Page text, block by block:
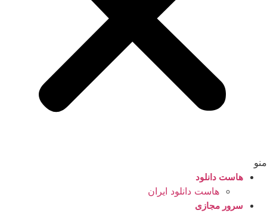
منو
هاست دانلود
هاست دانلود ایران
سرور مجازی